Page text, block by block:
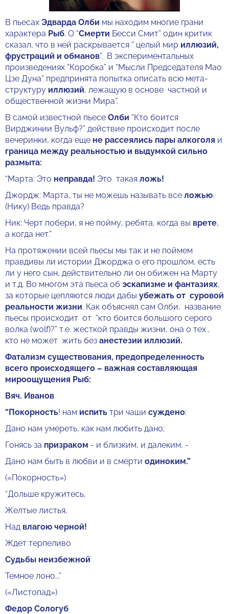
В пьесах Эдварда Олби мы находим многие грани
характера Рыб. О “Смерти Бесси Смит” один критик
сказал, что в ней раскрывается “ целый мир иллюзий,
фрустраций и обманов”. В экспериментальных
произведениях “Коробка” и “Мысли Председателя Мао
Цзе Дуна” предпринята попытка описать всю мета-
структуру иллюзий, лежащую в основе частной и
общественной жизни Мира”.
В самой известной пьесе Олби “Кто боится
Вирджинии Вульф?” действие происходит после
вечеринки, когда еще не рассеялись пары алкоголя и
граница между реальностью и выдумкой сильно
размыта:
“Марта: Это неправда! Это такая ложь!
Джордж: Марта, ты не можешь называть все ложью.
(Нику) Ведь правда?
Ник: Черт побери, я не пойму, ребята, когда вы врете,
а когда нет.”
На протяжении всей пьесы мы так и не поймем
правдивы ли истории Джорджа о его прошлом, есть
ли у него сын, действительно ли он обижен на Марту
и т.д. Во многом эта пьеса об эскапизме и фантазиях,
за которые цепляются люди дабы убежать от суровой
реальности жизни. Как объяснял сам Олби, название
пьесы происходит от “кто боится большого серого
волка (wolf)?” т.е. жесткой правды жизни, она о тех ,
кто не может жить без анестезии иллюзий.
Фатализм существования, предопределенность
всего происходящего – важная составляющая
мироощущения Рыб:
Вяч. Иванов
“Покорность! нам испить три чаши суждено:
Дано нам умереть, как нам любить дано;
Гонясь за призраком - и близким, и далеким, -
Дано нам быть в любви и в смерти одиноким.”
(«Покорность»)
“Дольше кружитесь,
Желтые листья,
Над влагою черной!
Ждет терпеливо
Судьбы неизбежной
Темное лоно...”
(«Листопад»)
Федор Сологуб